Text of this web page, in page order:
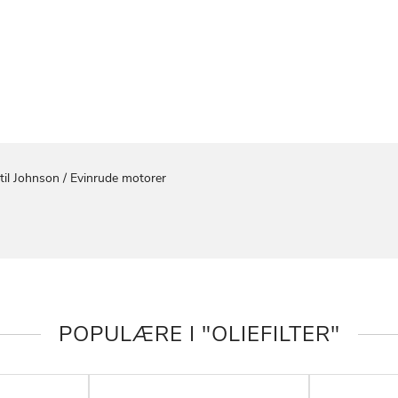
Johnson / Evinrude motorer
POPULÆRE I "OLIEFILTER"